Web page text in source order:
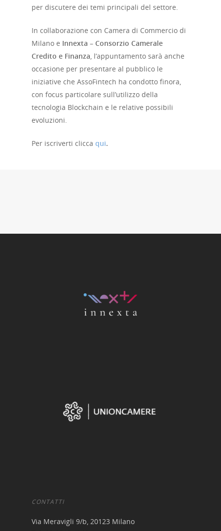
per discutere dei temi principali del settore.
In collaborazione con Camera di Commercio di
Milano e Innexta – Consorzio Camerale
Credito e Finanza , l’appuntamento sarà anche
occasione per presentare al pubblico le
iniziative che AssoFintech ha condotto finora,
con focus particolare sull’utilizzo della
tecnologia Blockchain e le relative possibili
evoluzioni.
Per iscriverti clicca qui.
CONTATTI
Via Meravigli 9/b, 20123 Milano
Strumenti
ESGpass